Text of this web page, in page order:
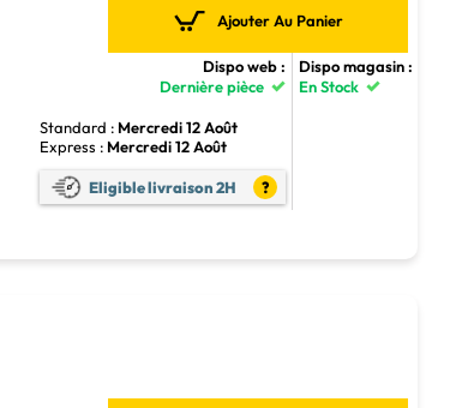
Ajouter Au Panier
Dispo web :
Dernière pièce
Standard : Mercredi 12 Août
Express : Mercredi 12 Août
Eligible livraison 2H ?
Dispo magasin :
En Stock